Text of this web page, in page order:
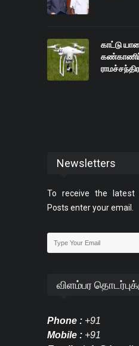
காட்டு
Newsletters
To receive the latest
Posts enter your email.
விளம்பர
Phone : +91
Mobile : +91